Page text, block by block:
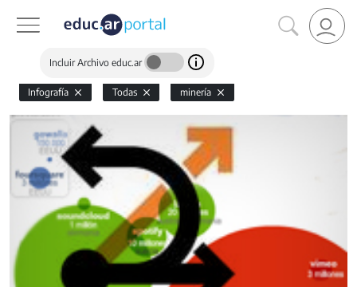
Incluir Archivo educ.ar
Infografía Todas minería